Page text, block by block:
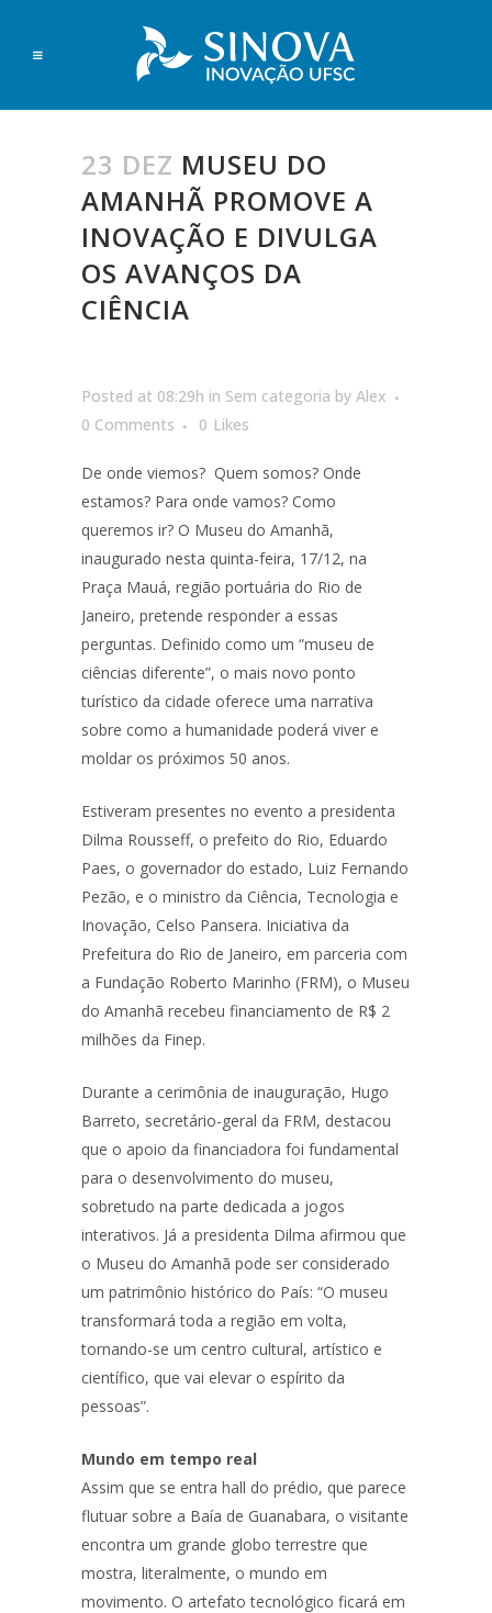
23 DEZ MUSEU DO
AMANHÃ PROMOVE A
INOVAÇÃO E DIVULGA
OS AVANÇOS DA
CIÊNCIA
Posted at 08:29h in Sem categoria by Alex
0 Comments
0 Likes
De onde viemos? Quem somos? Onde
estamos? Para onde vamos? Como
queremos ir? O Museu do Amanhã,
inaugurado nesta quinta-feira, 17/12, na
Praça Mauá, região portuária do Rio de
Janeiro, pretende responder a essas
perguntas. Definido como um “museu de
ciências diferente”, o mais novo ponto
turístico da cidade oferece uma narrativa
sobre como a humanidade poderá viver e
moldar os próximos 50 anos.
Estiveram presentes no evento a presidenta
Dilma Rousseff, o prefeito do Rio, Eduardo
Paes, o governador do estado, Luiz Fernando
Pezão, e o ministro da Ciência, Tecnologia e
Inovação, Celso Pansera. Iniciativa da
Prefeitura do Rio de Janeiro, em parceria com
a Fundação Roberto Marinho (FRM), o Museu
do Amanhã recebeu financiamento de R$ 2
milhões da Finep.
Durante a cerimônia de inauguração, Hugo
Barreto, secretário-geral da FRM, destacou
que o apoio da financiadora foi fundamental
para o desenvolvimento do museu,
sobretudo na parte dedicada a jogos
interativos. Já a presidenta Dilma afirmou que
o Museu do Amanhã pode ser considerado
um patrimônio histórico do País: “O museu
transformará toda a região em volta,
tornando-se um centro cultural, artístico e
científico, que vai elevar o espírito da
pessoas”.
Mundo em tempo real
Assim que se entra hall do prédio, que parece
flutuar sobre a Baía de Guanabara, o visitante
encontra um grande globo terrestre que
mostra, literalmente, o mundo em
movimento. O artefato tecnológico ficará em